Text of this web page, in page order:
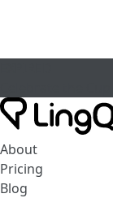
About
Pricing
Blog